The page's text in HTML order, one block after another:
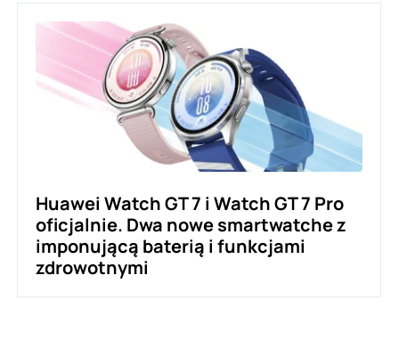
Huawei Watch GT 7 i Watch GT 7 Pro
oficjalnie. Dwa nowe smartwatche z
imponującą baterią i funkcjami
zdrowotnymi